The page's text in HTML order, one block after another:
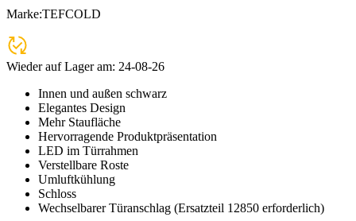
Marke:TEFCOLD
Wieder auf Lager am: 24-08-26
Innen und außen schwarz
Elegantes Design
Mehr Staufläche
Hervorragende Produktpräsentation
LED im Türrahmen
Verstellbare Roste
Umluftkühlung
Schloss
Wechselbarer Türanschlag (Ersatzteil 12850 erforderlich)